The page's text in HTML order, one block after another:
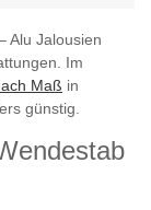
Alu Jalousien
Im
Maß in
günstig.